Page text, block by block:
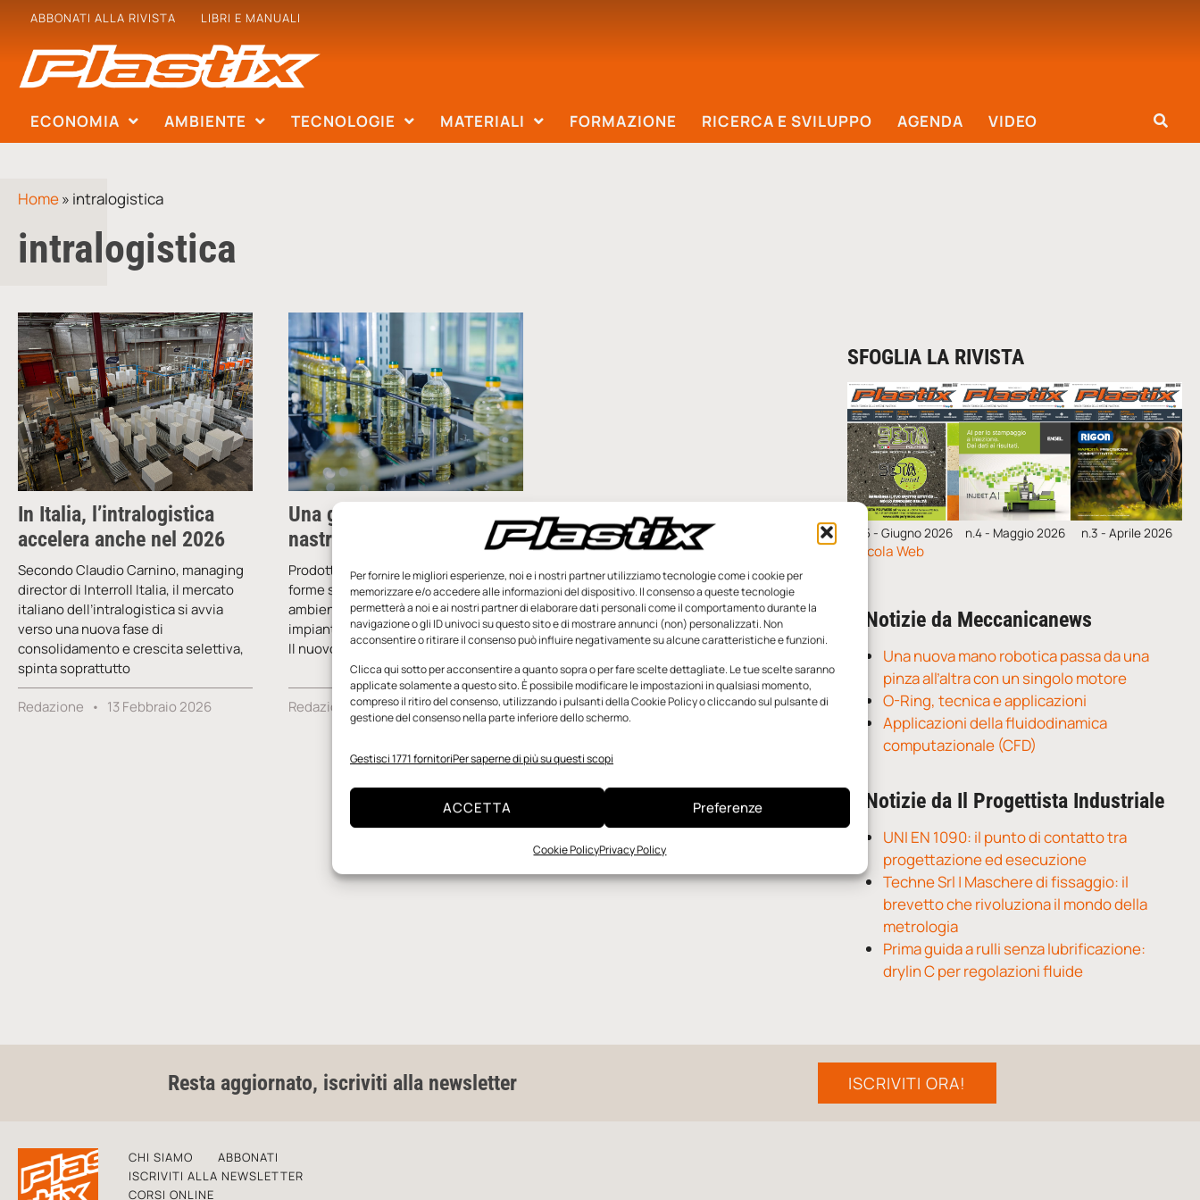
Per fornire le migliori esperienze, noi e i nostri partner utilizziamo tecnologie come i cookie per
memorizzare e/o accedere alle informazioni del dispositivo. Il consenso a queste tecnologie
permetterà a noi e ai nostri partner di elaborare dati personali come il comportamento durante la
navigazione o gli ID univoci su questo sito e di mostrare annunci (non) personalizzati. Non
acconsentire o ritirare il consenso può influire negativamente su alcune caratteristiche e funzioni.
Clicca qui sotto per acconsentire a quanto sopra o per fare scelte dettagliate. Le tue scelte saranno
applicate solamente a questo sito. È possibile modificare le impostazioni in qualsiasi momento,
compreso il ritiro del consenso, utilizzando i pulsanti della Cookie Policy o cliccando sul pulsante di
gestione del consenso nella parte inferiore dello schermo.
Gestisci 1771 fornitoriPer saperne di più su questi scopi
ACCETTA Preferenze
Cookie PolicyPrivacy Policy
ABBONATI ALLA RIVISTA LIBRI E MANUALI
ECONOMIA AMBIENTE TECNOLOGIE MATERIALI FORMAZIONE RICERCA E SVILUPPO AGENDA VIDEO
Home» intralogistica
intralogistica
In Italia, l’intralogistica
accelera anche nel 2026
Secondo Claudio Carnino, managing
director di Interroll Italia, il mercato
italiano dell’intralogistica si avvia
verso una nuova fase di
consolidamento e crescita selettiva,
spinta soprattutto
Redazione 13 Febbraio 2026
Una guida forte per il
nastro trasportatore
Prodotti dalle dimensioni più svariate,
forme sempre diverse, materiali e
ambienti impegnativi: oggi agli
impianti di trasporto si chiede molto.
Il nuovo sistema modulare di
Redazione 3 Novembre 2025
SFOGLIA LA RIVISTA
n.5 - Giugno 2026 n.4 - Maggio 2026 n.3 - Aprile 2026
Edicola Web
Notizie da Meccanicanews
Una nuova mano robotica passa da una
pinza all’altra con un singolo motore
O-Ring, tecnica e applicazioni
Applicazioni della fluidodinamica
computazionale (CFD)
Notizie da Il Progettista Industriale
UNI EN 1090: il punto di contatto tra
progettazione ed esecuzione
Techne Srl | Maschere di fissaggio: il
brevetto che rivoluziona il mondo della
metrologia
Prima guida a rulli senza lubrificazione:
drylin C per regolazioni fluide
Resta aggiornato, iscriviti alla newsletter ISCRIVITI ORA!
CHI SIAMO
ABBONATI
ISCRIVITI ALLA NEWSLETTER
CORSI ONLINE